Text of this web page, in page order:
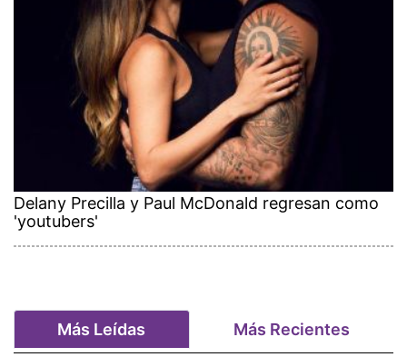
Delany Precilla y Paul McDonald regresan como
'youtubers'
Más Leídas Más Recientes